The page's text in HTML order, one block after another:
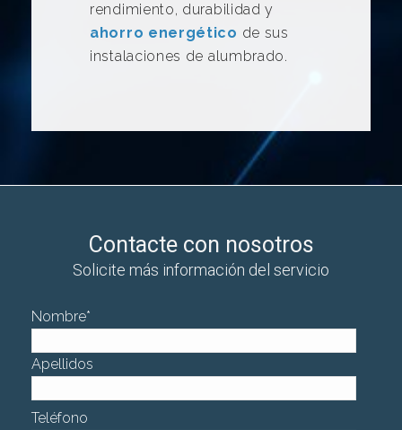
rendimiento, durabilidad y
ahorro energético de sus
instalaciones de alumbrado.
Contacte con nosotros
Solicite más información del servicio
Nombre*
Apellidos
Teléfono